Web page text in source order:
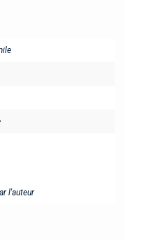
l'auteur